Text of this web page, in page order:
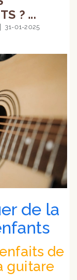
? ...
31-01-2025
de la
de
guitare